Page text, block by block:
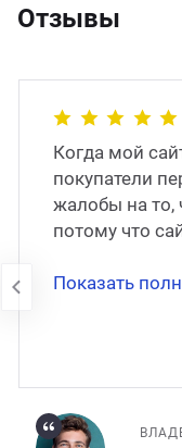
Отзывы
Когда мой
покупатели
жалобы на то,
потому что
перенесён на
Показать